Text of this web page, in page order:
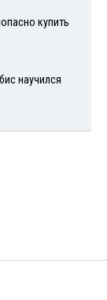
купить
научился